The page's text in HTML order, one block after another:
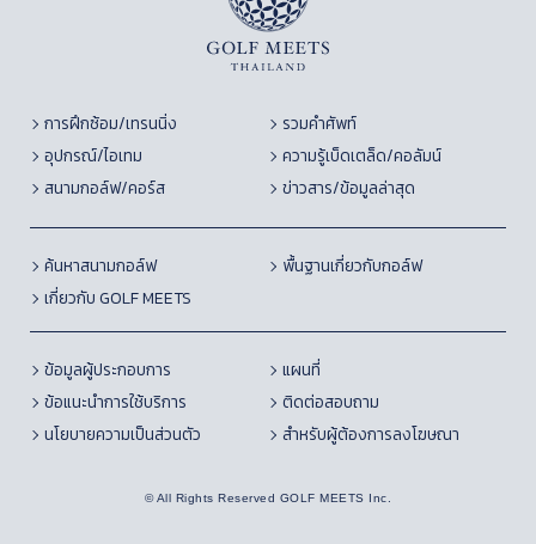
การฝึกซ้อม/เทรนนิ่ง
รวมคำศัพท์
อุปกรณ์/ไอเทม
ความรู้เบ็ดเตล็ด/คอลัมน์
สนามกอล์ฟ/คอร์ส
ข่าวสาร/ข้อมูลล่าสุด
ค้นหาสนามกอล์ฟ
พื้นฐานเกี่ยวกับกอล์ฟ
เกี่ยวกับ GOLF MEETS
ข้อมูลผู้ประกอบการ
แผนที่
ข้อแนะนำการใช้บริการ
ติดต่อสอบถาม
นโยบายความเป็นส่วนตัว
สำหรับผู้ต้องการลงโฆษณา
© All Rights Reserved GOLF MEETS Inc.